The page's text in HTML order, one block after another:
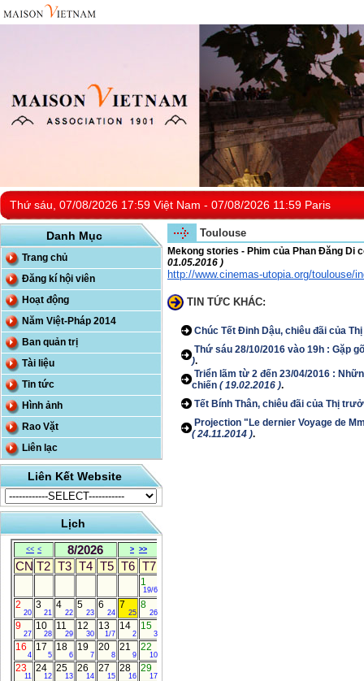
Thứ sáu, 07/08/2026 17:59 Việt Nam - 07/08/2026 11:59 Paris
Danh Mục
Trang chủ
Đăng kí hội viên
Hoạt động
Năm Việt-Pháp 2014
Ban quản trị
Tài liệu
Tin tức
Hình ảnh
Rao Vặt
Liên lạc
Liên Kết Website
Lịch
<< < 8/2026 > >>
CN T2 T3 T4 T5 T6 T7
1
19/6
2
20
3
21
4
22
5
23
6
24
7
25
8
26
9
27
10
28
11
29
12
30
13
1/7
14
2
15
3
16
4
17
5
18
6
19
7
20
8
21
9
22
10
23
11
24
12
25
13
26
14
27
15
28
16
29
17
Toulouse
Mekong stories - Phim của Phan Đăng Di
01.05.2016 )
http://www.cinemas-utopia.org/toulouse/
TIN TỨC KHÁC:
Chúc Tết Đinh Dậu, chiêu đãi của
Thứ sáu 28/10/2016 vào 19h : Gặp
).
Triển lãm từ 2 đến 23/04/2016 :
chiến ( 19.02.2016 ).
Tết Bính Thân, chiêu đãi của Thị
Projection "Le dernier Voyage de
( 24.11.2014 ).